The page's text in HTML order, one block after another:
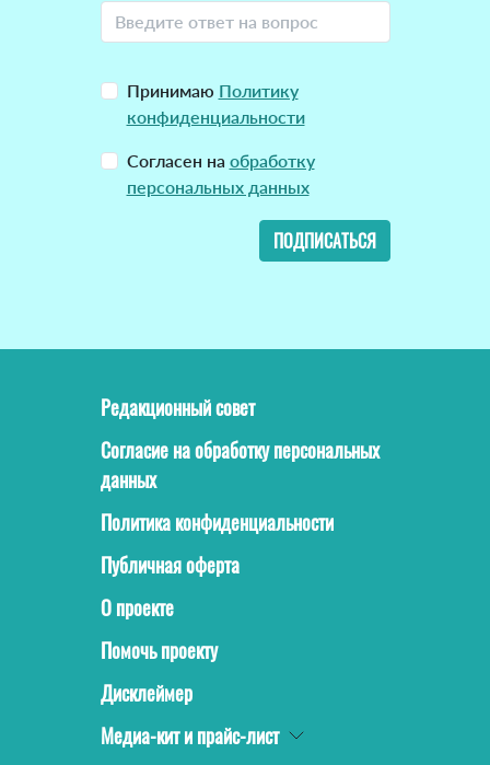
Принимаю Политику
конфиденциальности
Согласен на обработку
персональных данных
ПОДПИСАТЬСЯ
Редакционный совет
Согласие на обработку персональных
данных
Политика конфиденциальности
Публичная оферта
О проекте
Помочь проекту
Дисклеймер
Медиа-кит и прайс-лист